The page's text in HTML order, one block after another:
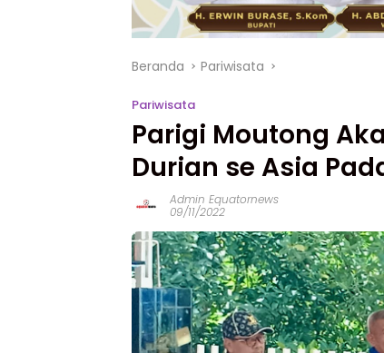
Beranda Pariwisata
Pariwisata
Parigi Moutong
Durian se Asia
Admin Equatornews
09/11/2022